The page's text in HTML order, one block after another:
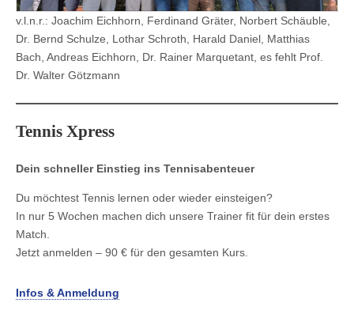
v.l.n.r.: Joachim Eichhorn, Ferdinand Gräter, Norbert Schäuble,
Dr. Bernd Schulze, Lothar Schroth, Harald Daniel, Matthias
Bach, Andreas Eichhorn, Dr. Rainer Marquetant, es fehlt Prof.
Dr. Walter Götzmann
Tennis Xpress
Dein schneller Einstieg ins Tennisabenteuer
Du möchtest Tennis lernen oder wieder einsteigen?
In nur 5 Wochen machen dich unsere Trainer fit für dein erstes
Match.
Jetzt anmelden – 90 € für den gesamten Kurs.
Infos & Anmeldung